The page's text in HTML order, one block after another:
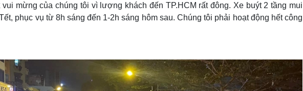
mừng của chúng tôi vì lượng khách đến TP.HCM rất đông. Xe buýt 2 tầng mui
phục vụ từ 8h sáng đến 1-2h sáng hôm sau. Chúng tôi phải hoạt động hết công